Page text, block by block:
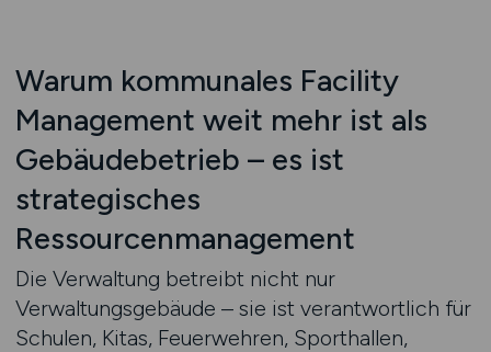
Warum kommunales Facility
Management weit mehr ist als
Gebäudebetrieb – es ist
strategisches
Ressourcenmanagement
Die Verwaltung betreibt nicht nur
Verwaltungsgebäude – sie ist verantwortlich für
Schulen, Kitas, Feuerwehren, Sporthallen,